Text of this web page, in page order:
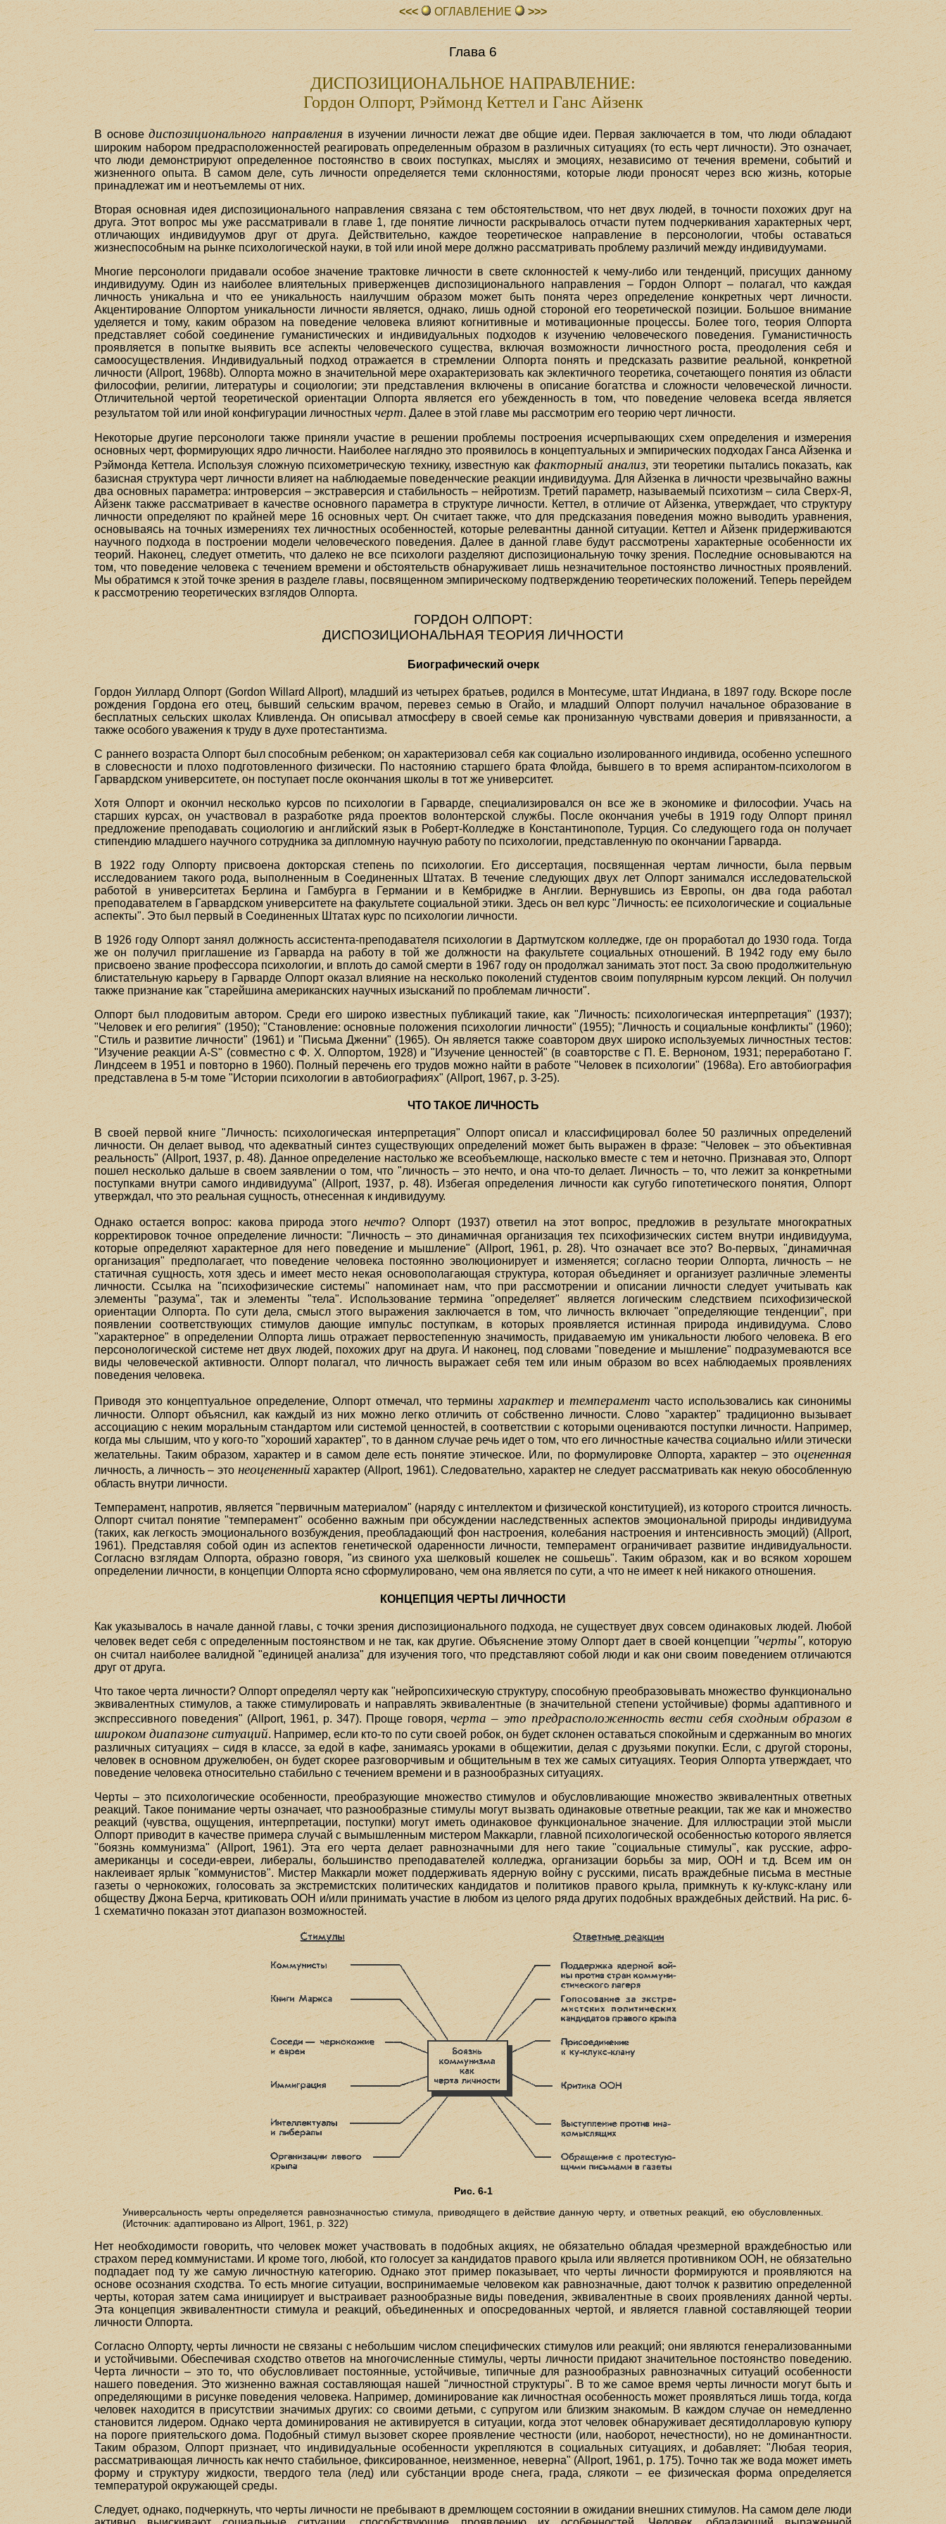
<<< ОГЛАВЛЕHИЕ >>>
Глава 6
ДИСПОЗИЦИОНАЛЬНОЕ НАПРАВЛЕНИЕ:
Гордон Олпорт, Рэймонд Кеттел и Ганс Айзенк
В основедиспозиционального направления в изучении личности лежат две общие идеи. Первая заключается в том, что люди обладают
широким набором предрасположенностей реагировать определенным образом в различных ситуациях (то есть черт личности). Это означает,
что люди демонстрируют определенное постоянство в своих поступках, мыслях и эмоциях, независимо от течения времени, событий и
жизненного опыта. В самом деле, суть личности определяется теми склонностями, которые люди проносят через всю жизнь, которые
принадлежат им и неотъемлемы от них.
Вторая основная идея диспозиционального направления связана с тем обстоятельством, что нет двух людей, в точности похожих друг на
друга. Этот вопрос мы уже рассматривали в главе 1, где понятие личности раскрывалось отчасти путем подчеркивания характерных черт,
отличающих индивидуумов друг от друга. Действительно, каждое теоретическое направление в персонологии, чтобы оставаться
жизнеспособным на рынке психологической науки, в той или иной мере должно рассматривать проблему различий между индивидуумами.
Многие персонологи придавали особое значение трактовке личности в свете склонностей к чему-либо или тенденций, присущих данному
индивидууму. Один из наиболее влиятельных приверженцев диспозиционального направления – Гордон Олпорт – полагал, что каждая
личность уникальна и что ее уникальность наилучшим образом может быть понята через определение конкретных черт личности.
Акцентирование Олпортом уникальности личности является, однако, лишь одной стороной его теоретической позиции. Большое внимание
уделяется и тому, каким образом на поведение человека влияют когнитивные и мотивационные процессы. Более того, теория Олпорта
представляет собой соединение гуманистических и индивидуальных подходов к изучению человеческого поведения. Гуманистичность
проявляется в попытке выявить все аспекты человеческого существа, включая возможности личностного роста, преодоления себя и
самоосуществления. Индивидуальный подход отражается в стремлении Олпорта понять и предсказать развитие реальной, конкретной
личности (Allport, 1968b). Олпорта можно в значительной мере охарактеризовать как эклектичного теоретика, сочетающего понятия из области
философии, религии, литературы и социологии; эти представления включены в описание богатства и сложности человеческой личности.
Отличительной чертой теоретической ориентации Олпорта является его убежденность в том, что поведение человека всегда является
результатом той или иной конфигурации личностныхчерт. Далее в этой главе мы рассмотрим его теорию черт личности.
Некоторые другие персонологи также приняли участие в решении проблемы построения исчерпывающих схем определения и измерения
основных черт, формирующих ядро личности. Наиболее наглядно это проявилось в концептуальных и эмпирических подходах Ганса Айзенка и
Рэймонда Кеттела. Используя сложную психометрическую технику, известную как факторный анализ, эти теоретики пытались показать, как
базисная структура черт личности влияет на наблюдаемые поведенческие реакции индивидуума. Для Айзенка в личности чрезвычайно важны
два основных параметра: интроверсия – экстраверсия и стабильность – нейротизм. Третий параметр, называемый психотизм – сила Сверх-Я,
Айзенк также рассматривает в качестве основного параметра в структуре личности. Кеттел, в отличие от Айзенка, утверждает, что структуру
личности определяют по крайней мере 16 основных черт. Он считает также, что для предсказания поведения можно выводить уравнения,
основываясь на точных измерениях тех личностных особенностей, которые релевантны данной ситуации. Кеттел и Айзенк придерживаются
научного подхода в построении модели человеческого поведения. Далее в данной главе будут рассмотрены характерные особенности их
теорий. Наконец, следует отметить, что далеко не все психологи разделяют диспозициональную точку зрения. Последние основываются на
том, что поведение человека с течением времени и обстоятельств обнаруживает лишь незначительное постоянство личностных проявлений.
Мы обратимся к этой точке зрения в разделе главы, посвященном эмпирическому подтверждению теоретических положений. Теперь перейдем
к рассмотрению теоретических взглядов Олпорта.
ГОРДОН ОЛПОРТ:
ДИСПОЗИЦИОНАЛЬНАЯ ТЕОРИЯ ЛИЧНОСТИ
Биографический очерк
Гордон Уиллард Олпорт (Gordon Willard Allport), младший из четырех братьев, родился в Монтесуме, штат Индиана, в 1897 году. Вскоре после
рождения Гордона его отец, бывший сельским врачом, перевез семью в Огайо, и младший Олпорт получил начальное образование в
бесплатных сельских школах Кливленда. Он описывал атмосферу в своей семье как пронизанную чувствами доверия и привязанности, а
также особого уважения к труду в духе протестантизма.
С раннего возраста Олпорт был способным ребенком; он характеризовал себя как социально изолированного индивида, особенно успешного
в словесности и плохо подготовленного физически. По настоянию старшего брата Флойда, бывшего в то время аспирантом-психологом в
Гарвардском университете, он поступает после окончания школы в тот же университет.
Хотя Олпорт и окончил несколько курсов по психологии в Гарварде, специализировался он все же в экономике и философии. Учась на
старших курсах, он участвовал в разработке ряда проектов волонтерской службы. После окончания учебы в 1919 году Олпорт принял
предложение преподавать социологию и английский язык в Роберт-Колледже в Константинополе, Турция. Со следующего года он получает
стипендию младшего научного сотрудника за дипломную научную работу по психологии, представленную по окончании Гарварда.
В 1922 году Олпорту присвоена докторская степень по психологии. Его диссертация, посвященная чертам личности, была первым
исследованием такого рода, выполненным в Соединенных Штатах. В течение следующих двух лет Олпорт занимался исследовательской
работой в университетах Берлина и Гамбурга в Германии и в Кембридже в Англии. Вернувшись из Европы, он два года работал
преподавателем в Гарвардском университете на факультете социальной этики. Здесь он вел курс "Личность: ее психологические и социальные
аспекты". Это был первый в Соединенных Штатах курс по психологии личности.
В 1926 году Олпорт занял должность ассистента-преподавателя психологии в Дартмутском колледже, где он проработал до 1930 года. Тогда
же он получил приглашение из Гарварда на работу в той же должности на факультете социальных отношений. В 1942 году ему было
присвоено звание профессора психологии, и вплоть до самой смерти в 1967 году он продолжал занимать этот пост. За свою продолжительную
блистательную карьеру в Гарварде Олпорт оказал влияние на несколько поколений студентов своим популярным курсом лекций. Он получил
также признание как "старейшина американских научных изысканий по проблемам личности".
Олпорт был плодовитым автором. Среди его широко известных публикаций такие, как "Личность: психологическая интерпретация" (1937);
"Человек и его религия" (1950); "Становление: основные положения психологии личности" (1955); "Личность и социальные конфликты" (1960);
"Стиль и развитие личности" (1961) и "Письма Дженни" (1965). Он является также соавтором двух широко используемых личностных тестов:
"Изучение реакции A-S" (совместно с Ф. X. Олпортом, 1928) и "Изучение ценностей" (в соавторстве с П. Е. Верноном, 1931; переработано Г.
Линдсеем в 1951 и повторно в 1960). Полный перечень его трудов можно найти в работе "Человек в психологии" (1968а). Его автобиография
представлена в 5-м томе "Истории психологии в автобиографиях" (Allport, 1967, р. 3-25).
ЧТО ТАКОЕ ЛИЧНОСТЬ
В своей первой книге "Личность: психологическая интерпретация" Олпорт описал и классифицировал более 50 различных определений
личности. Он делает вывод, что адекватный синтез существующих определений может быть выражен в фразе: "Человек – это объективная
реальность" (Allport, 1937, р. 48). Данное определение настолько же всеобъемлюще, насколько вместе с тем и неточно. Признавая это, Олпорт
пошел несколько дальше в своем заявлении о том, что "личность – это нечто, и она что-то делает. Личность – то, что лежит за конкретными
поступками внутри самого индивидуума" (Allport, 1937, р. 48). Избегая определения личности как сугубо гипотетического понятия, Олпорт
утверждал, что это реальная сущность, отнесенная к индивидууму.
Однако остается вопрос: какова природа этогонечто? Олпорт (1937) ответил на этот вопрос, предложив в результате многократных
корректировок точное определение личности: "Личность – это динамичная организация тех психофизических систем внутри индивидуума,
которые определяют характерное для него поведение и мышление" (Allport, 1961, р. 28). Что означает все это? Во-первых, "динамичная
организация" предполагает, что поведение человека постоянно эволюционирует и изменяется; согласно теории Олпорта, личность – не
статичная сущность, хотя здесь и имеет место некая основополагающая структура, которая объединяет и организует различные элементы
личности. Ссылка на "психофизические системы" напоминает нам, что при рассмотрении и описании личности следует учитывать как
элементы "разума", так и элементы "тела". Использование термина "определяет" является логическим следствием психофизической
ориентации Олпорта. По сути дела, смысл этого выражения заключается в том, что личность включает "определяющие тенденции", при
появлении соответствующих стимулов дающие импульс поступкам, в которых проявляется истинная природа индивидуума. Слово
"характерное" в определении Олпорта лишь отражает первостепенную значимость, придаваемую им уникальности любого человека. В его
персонологической системе нет двух людей, похожих друг на друга. И наконец, под словами "поведение и мышление" подразумеваются все
виды человеческой активности. Олпорт полагал, что личность выражает себя тем или иным образом во всех наблюдаемых проявлениях
поведения человека.
Приводя это концептуальное определение, Олпорт отмечал, что терминыхарактер итемпераментчасто использовались как синонимы
личности. Олпорт объяснил, как каждый из них можно легко отличить от собственно личности. Слово "характер" традиционно вызывает
ассоциацию с неким моральным стандартом или системой ценностей, в соответствии с которыми оцениваются поступки личности. Например,
когда мы слышим, что у кого-то "хороший характер", то в данном случае речь идет о том, что его личностные качества социально и/или этически
желательны. Таким образом, характер и в самом деле есть понятие этическое. Или, по формулировке Олпорта, характер – этооцененная
личность, а личность – это неоцененный характер (Allport, 1961). Следовательно, характер не следует рассматривать как некую обособленную
область внутри личности.
Темперамент, напротив, является "первичным материалом" (наряду с интеллектом и физической конституцией), из которого строится личность.
Олпорт считал понятие "темперамент" особенно важным при обсуждении наследственных аспектов эмоциональной природы индивидуума
(таких, как легкость эмоционального возбуждения, преобладающий фон настроения, колебания настроения и интенсивность эмоций) (Allport,
1961). Представляя собой один из аспектов генетической одаренности личности, темперамент ограничивает развитие индивидуальности.
Согласно взглядам Олпорта, образно говоря, "из свиного уха шелковый кошелек не сошьешь". Таким образом, как и во всяком хорошем
определении личности, в концепции Олпорта ясно сформулировано, чем она является по сути, а что не имеет к ней никакого отношения.
КОНЦЕПЦИЯ ЧЕРТЫ ЛИЧНОСТИ
Как указывалось в начале данной главы, с точки зрения диспозиционального подхода, не существует двух совсем одинаковых людей. Любой
человек ведет себя с определенным постоянством и не так, как другие. Объяснение этому Олпорт дает в своей концепции "черты", которую
он считал наиболее валидной "единицей анализа" для изучения того, что представляют собой люди и как они своим поведением отличаются
друг от друга.
Что такое черта личности? Олпорт определял черту как "нейропсихическую структуру, способную преобразовывать множество функционально
эквивалентных стимулов, а также стимулировать и направлять эквивалентные (в значительной степени устойчивые) формы адаптивного и
экспрессивного поведения" (Allport, 1961, р. 347). Проще говоря,черта – это предрасположенность вести себя сходным образом в
широком диапазоне ситуаций. Например, если кто-то по сути своей робок, он будет склонен оставаться спокойным и сдержанным во многих
различных ситуациях – сидя в классе, за едой в кафе, занимаясь уроками в общежитии, делая с друзьями покупки. Если, с другой стороны,
человек в основном дружелюбен, он будет скорее разговорчивым и общительным в тех же самых ситуациях. Теория Олпорта утверждает, что
поведение человека относительно стабильно с течением времени и в разнообразных ситуациях.
Черты – это психологические особенности, преобразующие множество стимулов и обусловливающие множество эквивалентных ответных
реакций. Такое понимание черты означает, что разнообразные стимулы могут вызвать одинаковые ответные реакции, так же как и множество
реакций (чувства, ощущения, интерпретации, поступки) могут иметь одинаковое функциональное значение. Для иллюстрации этой мысли
Олпорт приводит в качестве примера случай с вымышленным мистером Маккарли, главной психологической особенностью которого является
"боязнь коммунизма" (Allport, 1961). Эта его черта делает равнозначными для него такие "социальные стимулы", как русские, афро-
американцы и соседи-евреи, либералы, большинство преподавателей колледжа, организации борьбы за мир, ООН и т.д. Всем им он
наклеивает ярлык "коммунистов". Мистер Маккарли может поддерживать ядерную войну с русскими, писать враждебные письма в местные
газеты о чернокожих, голосовать за экстремистских политических кандидатов и политиков правого крыла, примкнуть к ку-клукс-клану или
обществу Джона Берча, критиковать ООН и/или принимать участие в любом из целого ряда других подобных враждебных действий. На рис. 6-
1 схематично показан этот диапазон возможностей.
Рис. 6-1
Универсальность черты определяется равнозначностью стимула, приводящего в действие данную черту, и ответных реакций, ею обусловленных.
(Источник: адаптировано из Allport, 1961, р. 322)
Нет необходимости говорить, что человек может участвовать в подобных акциях, не обязательно обладая чрезмерной враждебностью или
страхом перед коммунистами. И кроме того, любой, кто голосует за кандидатов правого крыла или является противником ООН, не обязательно
подпадает под ту же самую личностную категорию. Однако этот пример показывает, что черты личности формируются и проявляются на
основе осознания сходства. То есть многие ситуации, воспринимаемые человеком как равнозначные, дают толчок к развитию определенной
черты, которая затем сама инициирует и выстраивает разнообразные виды поведения, эквивалентные в своих проявлениях данной черты.
Эта концепция эквивалентности стимула и реакций, объединенных и опосредованных чертой, и является главной составляющей теории
личности Олпорта.
Согласно Олпорту, черты личности не связаны с небольшим числом специфических стимулов или реакций; они являются генерализованными
и устойчивыми. Обеспечивая сходство ответов на многочисленные стимулы, черты личности придают значительное постоянство поведению.
Черта личности – это то, что обусловливает постоянные, устойчивые, типичные для разнообразных равнозначных ситуаций особенности
нашего поведения. Это жизненно важная составляющая нашей "личностной структуры". В то же самое время черты личности могут быть и
определяющими в рисунке поведения человека. Например, доминирование как личностная особенность может проявляться лишь тогда, когда
человек находится в присутствии значимых других: со своими детьми, с супругом или близким знакомым. В каждом случае он немедленно
становится лидером. Однако черта доминирования не активируется в ситуации, когда этот человек обнаруживает десятидолларовую купюру
на пороге приятельского дома. Подобный стимул вызовет скорее проявление честности (или, наоборот, нечестности), но не доминантности.
Таким образом, Олпорт признает, что индивидуальные особенности укрепляются в социальных ситуациях, и добавляет: "Любая теория,
рассматривающая личность как нечто стабильное, фиксированное, неизменное, неверна" (Allport, 1961, р. 175). Точно так же вода может иметь
форму и структуру жидкости, твердого тела (лед) или субстанции вроде снега, града, слякоти – ее физическая форма определяется
температурой окружающей среды.
Следует, однако, подчеркнуть, что черты личности не пребывают в дремлющем состоянии в ожидании внешних стимулов. На самом деле люди